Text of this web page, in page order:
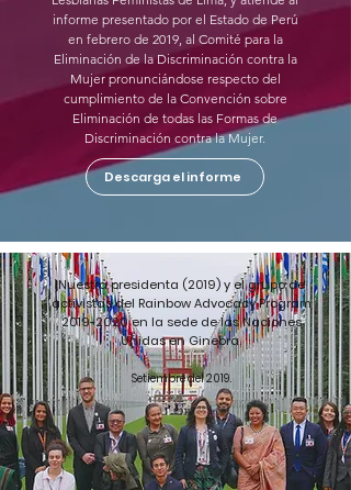
informe presentado por el Estado de Perú
en febrero de 2019, al Comité para la
Eliminación de la Discriminación contra la
Mujer pronunciándose respecto del
cumplimiento de la Convención sobre
Eliminación de todas las Formas de
Discriminación contra la Mujer.
Descarga el informe
Nuestra presidenta (2019) y el grupo de
activistas del Rainbow Advocacy Program
2019-2020en la sede de las Naciones
Unidas en Ginebra.
Setiembre del 2019.